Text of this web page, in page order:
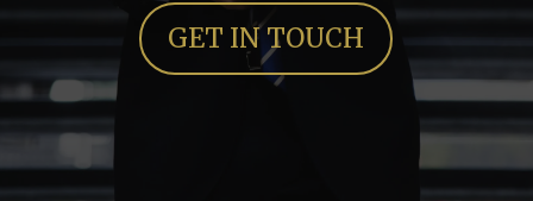
GET IN TOUCH